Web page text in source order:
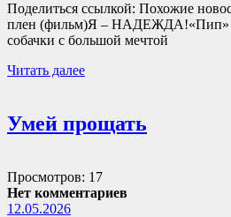
Поделиться ссылкой: Похожие
плен (фильм)Я – НАДЕЖДА!«Пип» -
собачки с большой мечтой
Читать далее
Умей прощать
Просмотров: 17
Нет комментариев
12.05.2026